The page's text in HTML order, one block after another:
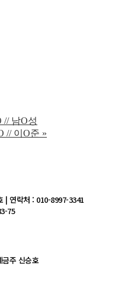
// 남O성
// 이O준 »
연락처 : 010-8997-3341
75
주 신승호